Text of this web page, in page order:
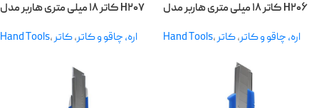
کاتر ۱۸ میلی متری هاربر مدل H۲۰۷
Hand Tools, اره، چاقو و کاتر,کاتر
کاتر ۱۸ میلی متری هاربر مدل H۲۰۶
Hand Tools, اره، چاقو و کاتر,کاتر